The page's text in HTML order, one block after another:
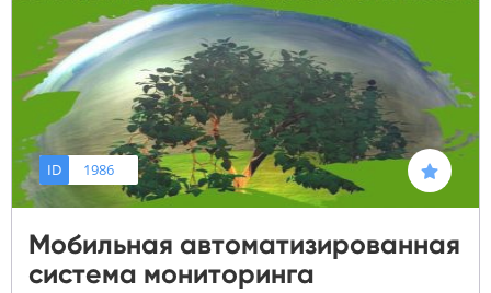
ID 1986
Мобильная автоматизированная
система мониторинга